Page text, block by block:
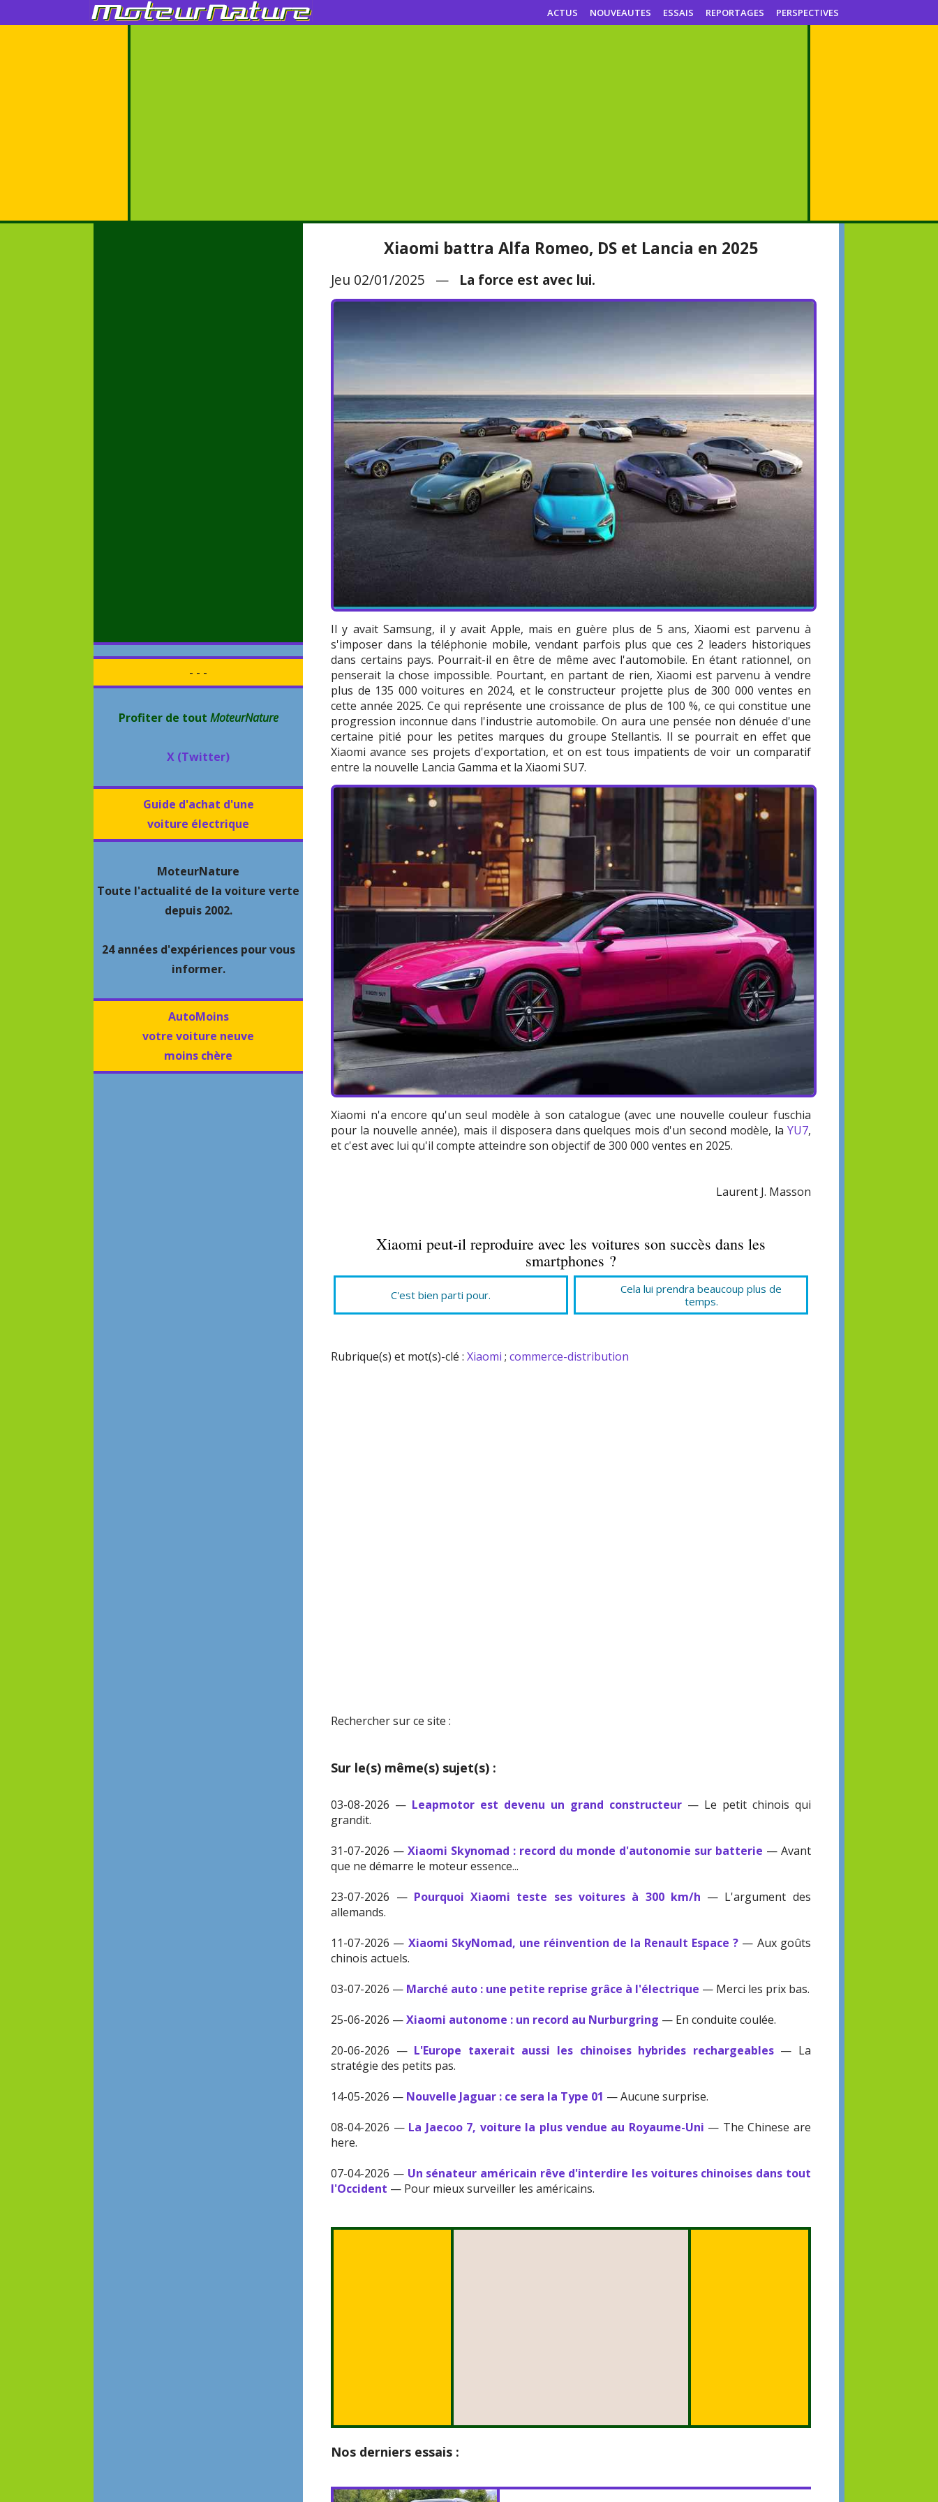
ACTUS NOUVEAUTES ESSAIS REPORTAGES PERSPECTIVES
- - -
Profiter de tout MoteurNature
X (Twitter)
Guide d'achat d'une
voiture électrique
MoteurNature
Toute l'actualité de la voiture verte
depuis 2002.
24 années d'expériences pour vous
informer.
AutoMoins
votre voiture neuve
moins chère
Xiaomi battra Alfa Romeo, DS et Lancia en 2025
Jeu 02/01/2025 — La force est avec lui.
Il y avait Samsung, il y avait Apple, mais en guère plus de 5 ans, Xiaomi est parvenu à
s'imposer dans la téléphonie mobile, vendant parfois plus que ces 2 leaders historiques
dans certains pays. Pourrait-il en être de même avec l'automobile. En étant rationnel, on
penserait la chose impossible. Pourtant, en partant de rien, Xiaomi est parvenu à vendre
plus de 135 000 voitures en 2024, et le constructeur projette plus de 300 000 ventes en
cette année 2025. Ce qui représente une croissance de plus de 100 %, ce qui constitue une
progression inconnue dans l'industrie automobile. On aura une pensée non dénuée d'une
certaine pitié pour les petites marques du groupe Stellantis. Il se pourrait en effet que
Xiaomi avance ses projets d'exportation, et on est tous impatients de voir un comparatif
entre la nouvelle Lancia Gamma et la Xiaomi SU7.
Xiaomi n'a encore qu'un seul modèle à son catalogue (avec une nouvelle couleur fuschia
pour la nouvelle année), mais il disposera dans quelques mois d'un second modèle, la YU7,
et c'est avec lui qu'il compte atteindre son objectif de 300 000 ventes en 2025.
Laurent J. Masson
Xiaomi peut-il reproduire avec les voitures son succès dans les
smartphones ?
C'est bien parti pour.
Cela lui prendra beaucoup plus de
temps.
Rubrique(s) et mot(s)-clé :Xiaomi ;commerce-distribution
Rechercher sur ce site :
Sur le(s) même(s) sujet(s) :
03-08-2026 — Leapmotor est devenu un grand constructeur— Le petit chinois qui
grandit.
31-07-2026 —Xiaomi Skynomad : record du monde d'autonomie sur batterie — Avant
que ne démarre le moteur essence...
23-07-2026 — Pourquoi Xiaomi teste ses voitures à 300 km/h — L'argument des
allemands.
11-07-2026 — Xiaomi SkyNomad, une réinvention de la Renault Espace ? — Aux goûts
chinois actuels.
03-07-2026 — Marché auto : une petite reprise grâce à l'électrique — Merci les prix bas.
25-06-2026 —Xiaomi autonome : un record au Nurburgring — En conduite coulée.
20-06-2026 — L'Europe taxerait aussi les chinoises hybrides rechargeables— La
stratégie des petits pas.
14-05-2026 — Nouvelle Jaguar : ce sera la Type 01 — Aucune surprise.
08-04-2026 — La Jaecoo 7, voiture la plus vendue au Royaume-Uni — The Chinese are
here.
07-04-2026 — Un sénateur américain rêve d'interdire les voitures chinoises dans tout
l'Occident — Pour mieux surveiller les américains.
Nos derniers essais :